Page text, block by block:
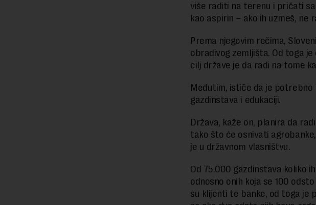
više raditi na terenu i pričati
kao aspirin – ako ih uzmeš, ne
Prema njegovim rečima,
obradivog zemljišta. Od toga
cilj države je da radi na tome
Međutim, ističe da je potrebno
gazdinstava i edukaciji.
Država, kaže on, planira da
tako što će osnivati
je u državnom vlasništvu.
Od 75.000 gazdinstava koliko
odnosno onih koja se 100
su klijenti te banke, od toga je